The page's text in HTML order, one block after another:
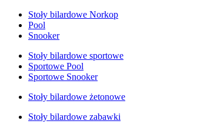
Stoły bilardowe Norkop
Pool
Snooker
Stoły bilardowe sportowe
Sportowe Pool
Sportowe Snooker
Stoły bilardowe żetonowe
Stoły bilardowe zabawki